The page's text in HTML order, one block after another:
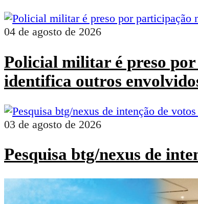
04 de agosto de 2026
Policial militar é preso
identifica outros
03 de agosto de 2026
Pesquisa btg/nexus de